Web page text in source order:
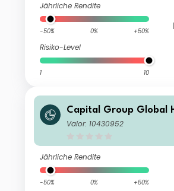
Jährliche Rendite
-50% 0% +50%
Risiko-Level
1 10
Capital Group Global
Opportunities (LUX)
Valor: 10430952
Jährliche Rendite
-50% 0% +50%